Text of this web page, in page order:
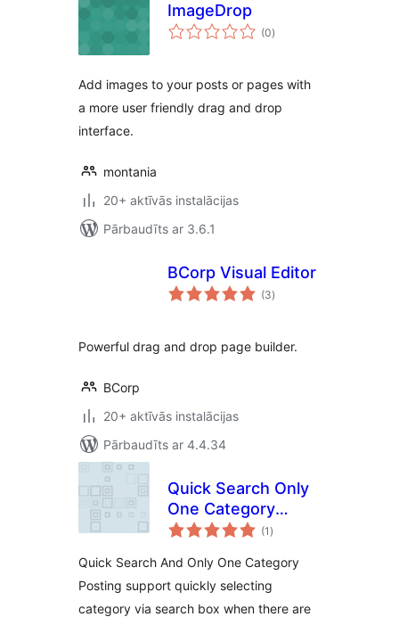
ImageDrop
(0vērtējumu
kopsumma
)
Add images to your posts or pages with
a more user friendly drag and drop
interface.
montania
20+ aktīvās instalācijas
Pārbaudīts ar 3.6.1
BCorp Visual Editor
(3vērtējumu
kopsumma
)
Powerful drag and drop page builder.
BCorp
20+ aktīvās instalācijas
Pārbaudīts ar 4.4.34
Quick Search Only
One Category
Posting
(1 vērtējumu
kopsumma
)
Quick Search And Only One Category
Posting support quickly selecting
category via search box when there are